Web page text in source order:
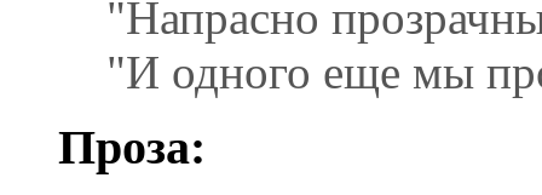
"Напрасно
"И одного еще мы
Проза: